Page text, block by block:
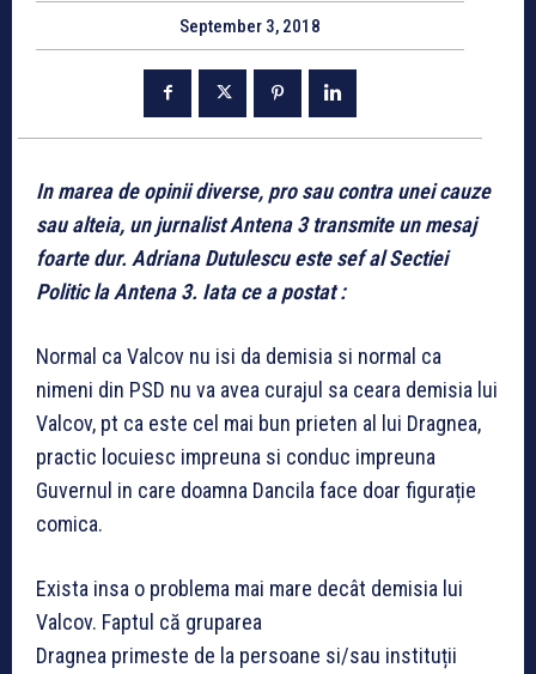
September 3, 2018
In marea de opinii diverse, pro sau contra unei cauze
sau alteia, un jurnalist Antena 3 transmite un mesaj
foarte dur. Adriana Dutulescu este sef al Sectiei
Politic la Antena 3. Iata ce a postat :
Normal ca Valcov nu isi da demisia si normal ca
nimeni din PSD nu va avea curajul sa ceara demisia lui
Valcov, pt ca este cel mai bun prieten al lui Dragnea,
practic locuiesc impreuna si conduc impreuna
Guvernul in care doamna Dancila face doar figurație
comica.
Exista insa o problema mai mare decât demisia lui
Valcov. Faptul că gruparea
Dragnea primeste de la persoane si/sau instituții